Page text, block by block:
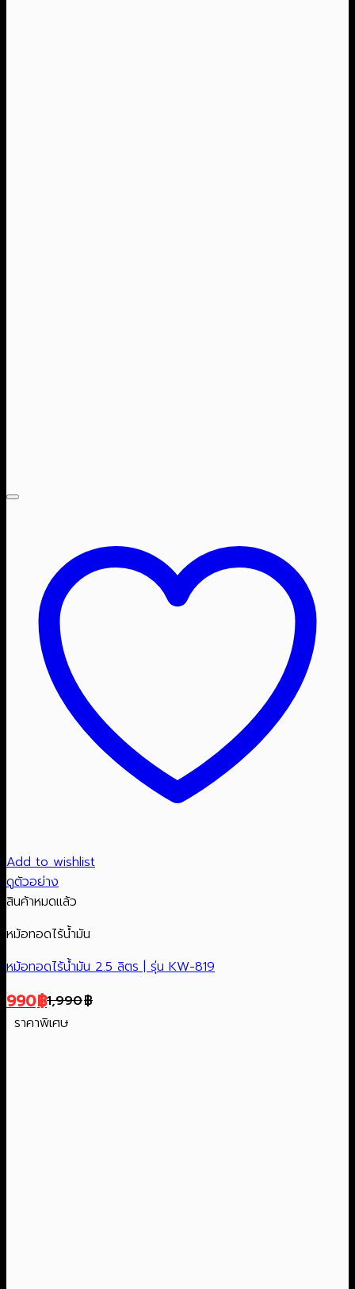
Add to wishlist
ดูตัวอย่าง
สินค้าหมดแล้ว
หม้อทอดไร้น้ำมัน
หม้อทอดไร้น้ำมัน 2.5 ลิตร | รุ่น KW-819
1,990฿
Original
price
990฿
Current
price
ราคาพิเศษ